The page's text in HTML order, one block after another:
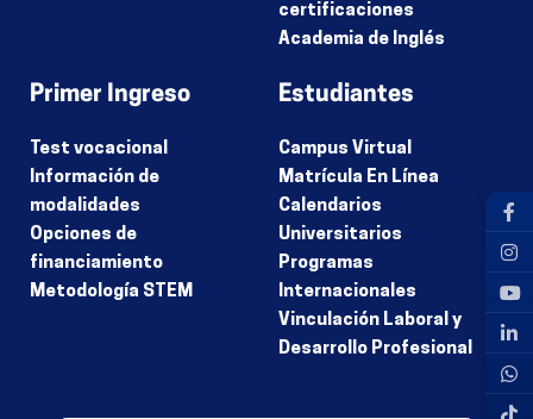
certificaciones
Academia de Inglés
Primer Ingreso
Test vocacional
Información de
modalidades
Opciones de
financiamiento
Metodología STEM
Estudiantes
Campus Virtual
Matrícula En Línea
Calendarios
Universitarios
Programas
Internacionales
Vinculación Laboral y
Desarrollo Profesional